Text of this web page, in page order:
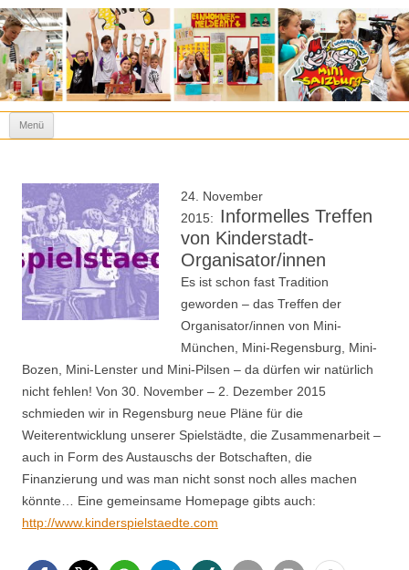
Kinderstadt Mini-Salzburg
Spielen heißt lernen!
Menü
24. November
2015: Informelles Treffen
von Kinderstadt-
Organisator/innen
Es ist schon fast Tradition
geworden – das Treffen der
Organisator/innen von Mini-
München, Mini-Regensburg, Mini-
Bozen, Mini-Lenster und Mini-Pilsen – da dürfen wir natürlich
nicht fehlen! Von 30. November – 2. Dezember 2015
schmieden wir in Regensburg neue Pläne für die
Weiterentwicklung unserer Spielstädte, die Zusammenarbeit –
auch in Form des Austauschs der Botschaften, die
Finanzierung und was man nicht sonst noch alles machen
könnte… Eine gemeinsame Homepage gibts auch:
http://www.kinderspielstaedte.com